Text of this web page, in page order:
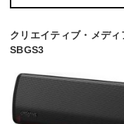
クリエイティブ・メデ
SBGS3